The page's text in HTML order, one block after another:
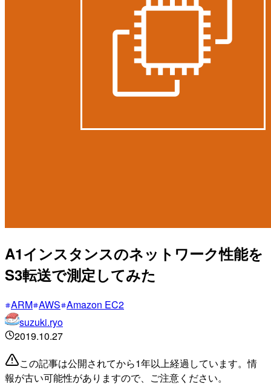
A1インスタンスのネットワーク性能を
S3転送で測定してみた
ARM AWS Amazon EC2
suzuki.ryo
2019.10.27
この記事は公開されてから1年以上経過しています。情
報が古い可能性がありますので、ご注意ください。